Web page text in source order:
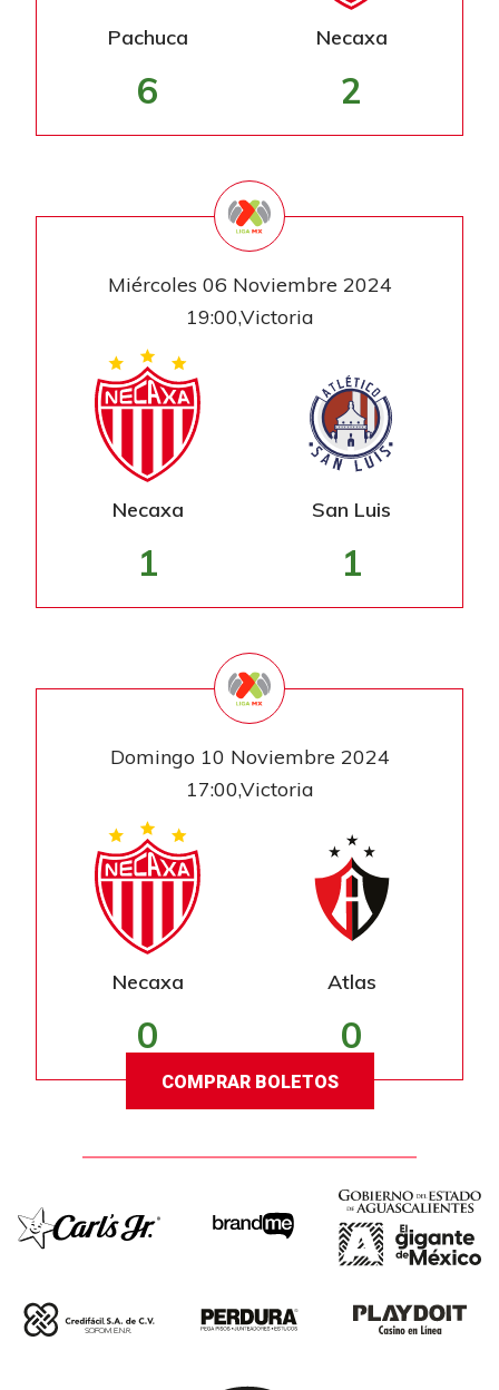
Pachuca
6
Necaxa
2
Miércoles 06 Noviembre 2024
19:00,Victoria
Necaxa
1
San Luis
1
Domingo 10 Noviembre 2024
17:00,Victoria
Necaxa
0
Atlas
0
COMPRAR BOLETOS